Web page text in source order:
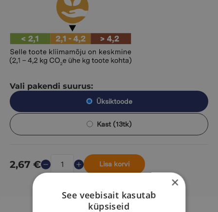
Vali pakendi suurus:
Üksiktoode
Kast (13tk)
2,67 € Lisa korvi
×
See veebisait kasutab
küpsiseid